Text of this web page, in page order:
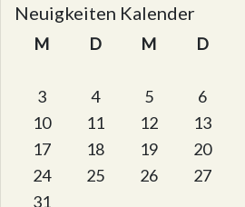
Neuigkeiten Kalender
M D M D
3
4 5 6
10
11 12 13
17
18 19 20
24
25 26 27
31